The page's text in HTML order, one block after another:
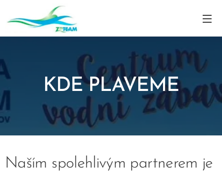
KDE PLAVEME
Naším spolehlivým partnerem je